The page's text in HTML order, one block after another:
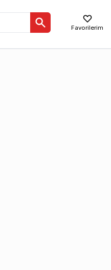
Favorilerim